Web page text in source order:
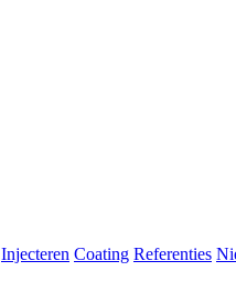
Injecteren Coating Referenties